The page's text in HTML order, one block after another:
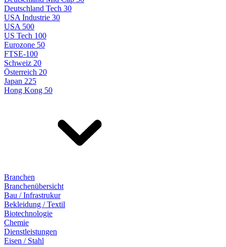
Deutschland Tech 30
USA Industrie 30
USA 500
US Tech 100
Eurozone 50
FTSE-100
Schweiz 20
Österreich 20
Japan 225
Hong Kong 50
Branchen
Branchenübersicht
Bau / Infrastrukur
Bekleidung / Textil
Biotechnologie
Chemie
Dienstleistungen
Eisen / Stahl